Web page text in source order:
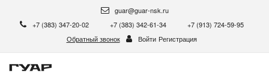
guar@guar-nsk.ru
+7 (383) 347-20-02
+7 (383) 342-61-34
+7 (913) 724-59-95
Обратный звонок
Войти Регистрация